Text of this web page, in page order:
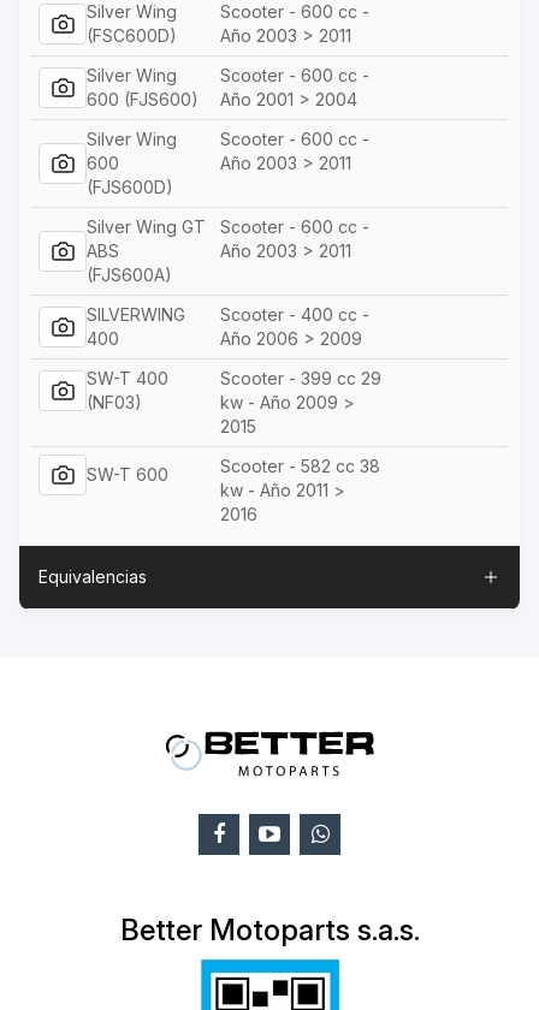
Silver Wing
(FSC600D)
Scooter - 600 cc -
Año 2003 > 2011
Silver Wing
600 (FJS600)
Scooter - 600 cc -
Año 2001 > 2004
Silver Wing
600
(FJS600D)
Scooter - 600 cc -
Año 2003 > 2011
Silver Wing GT
ABS
(FJS600A)
Scooter - 600 cc -
Año 2003 > 2011
SILVERWING
400
Scooter - 400 cc -
Año 2006 > 2009
SW-T 400
(NF03)
Scooter - 399 cc 29
kw - Año 2009 >
2015
SW-T 600
Scooter - 582 cc 38
kw - Año 2011 >
2016
Equivalencias
Better Motoparts s.a.s.